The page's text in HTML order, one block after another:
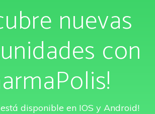
nuevas
con
disponible en IOS y Android!